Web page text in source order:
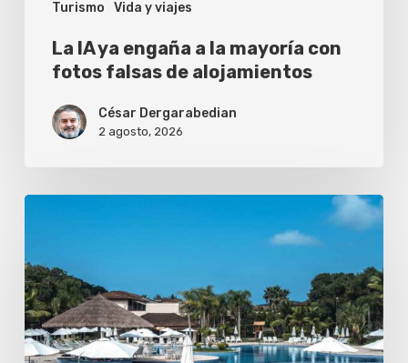
Turismo Vida y viajes
falsas
alojamientos
La IA ya engaña a la mayoría con
fotos falsas de alojamientos
César Dergarabedian
2 agosto, 2026
pena
reservar
un
resort